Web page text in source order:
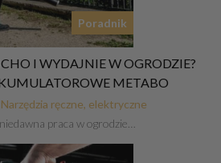
Poradnik
I WYDAJNIE W OGRODZIE?
METABO
Narzędzia ręczne, elektryczne
praca w ogrodzie…